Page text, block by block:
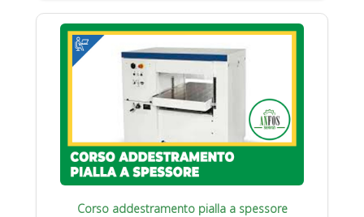
Corso addestramento pialla a spessore